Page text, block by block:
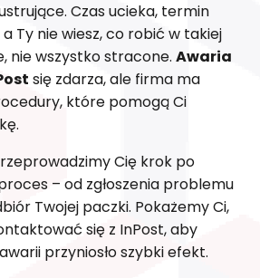
Czas ucieka, termin
Ty nie wiesz, co robić w takiej
nie wszystko stracone. Awaria
się zdarza, ale firma ma
które pomogą Ci
Cię krok po
– od zgłoszenia problemu
Twojej paczki. Pokażemy Ci,
się z InPost, aby
przyniosło szybki efekt.